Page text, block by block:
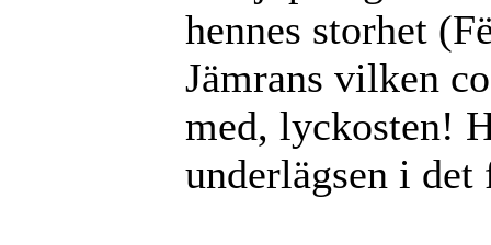
hennes storhet
Jämrans vilken
med, lyckosten!
underlägsen i